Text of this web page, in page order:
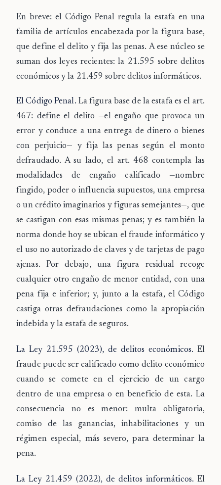
En breve: el Código Penal regula la estafa en una
familia de artículos encabezada por la figura base,
que define el delito y fija las penas. A ese núcleo se
suman dos leyes recientes: la 21.595 sobre delitos
económicos y la 21.459 sobre delitos informáticos.
El Código Penal. Lafigura base de la estafa es el art.
467: define el delito —el engaño que provoca un
error y conduce a una entrega de dinero o bienes
con perjuicio— y fija las penas según el monto
defraudado. A su lado, el art. 468 contempla las
modalidades de engaño calificado —nombre
fingido, poder o influencia supuestos, una empresa
o un crédito imaginarios y figuras semejantes—, que
se castigan con esas mismas penas; y es también la
norma donde hoy se ubican el fraude informático y
el uso no autorizado de claves y de tarjetas de pago
ajenas. Por debajo, una figura residual recoge
cualquier otro engaño de menor entidad, con una
pena fija e inferior; y, junto a la estafa, el Código
castiga otras defraudaciones como la apropiación
indebida y la estafa de seguros.
La Ley 21.595 (2023), de delitos económicos. El
fraude puede ser calificado como delito económico
cuando se comete en el ejercicio de un cargo
dentro de una empresa o en beneficio de esta. La
consecuencia no es menor: multa obligatoria,
comiso de las ganancias, inhabilitaciones y un
régimen especial, más severo, para determinar la
pena.
La Ley 21.459 (2022), de delitos informáticos. El